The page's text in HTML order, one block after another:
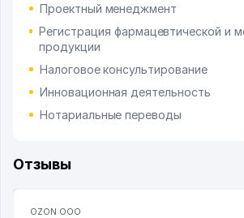
Проектный менеджмент
Регистрация фармацевтической и
продукции
Налоговое консультирование
Инновационная деятельность
Нотариальные переводы
Отзывы
OZON ООО